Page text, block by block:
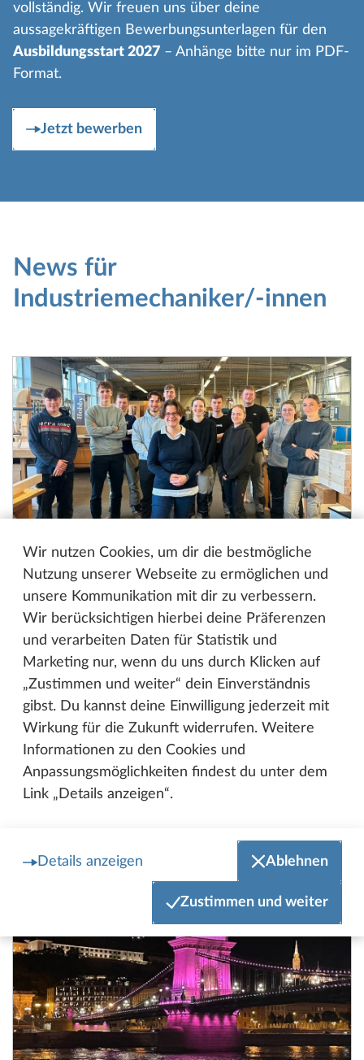
Wir nutzen Cookies, um dir die bestmögliche
Nutzung unserer Webseite zu ermöglichen und
unsere Kommunikation mit dir zu verbessern.
Wir berücksichtigen hierbei deine Präferenzen
und verarbeiten Daten für Statistik und
Marketing nur, wenn du uns durch Klicken auf
„Zustimmen und weiter“ dein Einverständnis
gibst. Du kannst deine Einwilligung jederzeit mit
Wirkung für die Zukunft widerrufen. Weitere
Informationen zu den Cookies und
Anpassungsmöglichkeiten findest du unter dem
Link „Details anzeigen“.
Details anzeigen Ablehnen
Zustimmen und weiter
vollständig. Wir freuen uns über deine
aussagekräftigen Bewerbungsunterlagen für den
Ausbildungsstart 2027 – Anhänge bitte nur im PDF-
Format.
Jetzt bewerben
News für
Industriemechaniker/-innen
29.04.2024
Die Zukunft gestalten: Ein
Einblick in das Herz der
Ausbildung bei Hobby
Die Ausbildung junger Talente spielt eine
entscheidende Rolle für die Zukunft unseres
Unternehmens. Laura Masuhr aus dem
Marketing-Team hat Claudia Schwab, HR-
Expertin für das Ausbildungsmanagement,
getroffen.